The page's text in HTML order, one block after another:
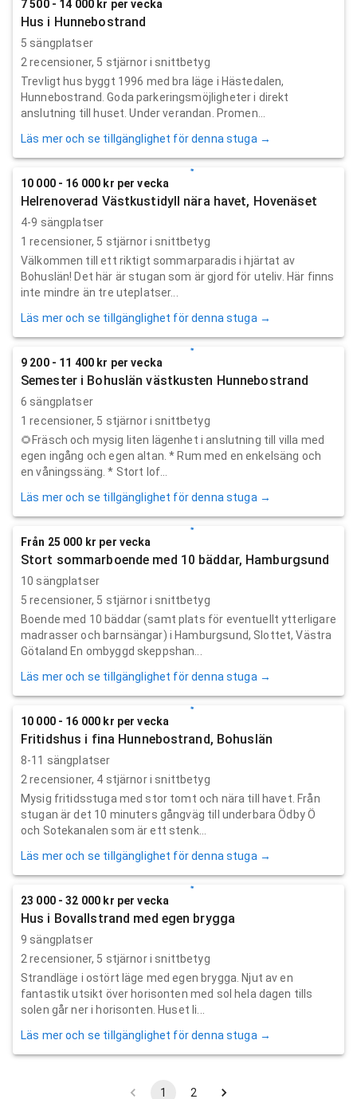
7 500 - 14 000 kr per vecka
Hus i Hunnebostrand
5 sängplatser
2 recensioner, 5 stjärnor i snittbetyg
Trevligt hus byggt 1996 med bra läge i Hästedalen,
Hunnebostrand. Goda parkeringsmöjligheter i direkt
anslutning till huset. Under verandan. Promen...
Läs mer och se tillgänglighet för denna stuga →
10 000 - 16 000 kr per vecka
Helrenoverad Västkustidyll nära havet, Hovenäset
4-9 sängplatser
1 recensioner, 5 stjärnor i snittbetyg
Välkommen till ett riktigt sommarparadis i hjärtat av
Bohuslän! Det här är stugan som är gjord för uteliv. Här finns
inte mindre än tre uteplatser...
Läs mer och se tillgänglighet för denna stuga →
9 200 - 11 400 kr per vecka
Semester i Bohuslän västkusten Hunnebostrand
6 sängplatser
1 recensioner, 5 stjärnor i snittbetyg
🌻Fräsch och mysig liten lägenhet i anslutning till villa med
egen ingång och egen altan. * Rum med en enkelsäng och
en våningssäng. * Stort lof...
Läs mer och se tillgänglighet för denna stuga →
Från 25 000 kr per vecka
Stort sommarboende med 10 bäddar, Hamburgsund
10 sängplatser
5 recensioner, 5 stjärnor i snittbetyg
Boende med 10 bäddar (samt plats för eventuellt ytterligare
madrasser och barnsängar) i Hamburgsund, Slottet, Västra
Götaland En ombyggd skeppshan...
Läs mer och se tillgänglighet för denna stuga →
10 000 - 16 000 kr per vecka
Fritidshus i fina Hunnebostrand, Bohuslän
8-11 sängplatser
2 recensioner, 4 stjärnor i snittbetyg
Mysig fritidsstuga med stor tomt och nära till havet. Från
stugan är det 10 minuters gångväg till underbara Ödby Ö
och Sotekanalen som är ett stenk...
Läs mer och se tillgänglighet för denna stuga →
23 000 - 32 000 kr per vecka
Hus i Bovallstrand med egen brygga
9 sängplatser
2 recensioner, 5 stjärnor i snittbetyg
Strandläge i ostört läge med egen brygga. Njut av en
fantastik utsikt över horisonten med sol hela dagen tills
solen går ner i horisonten. Huset li...
Läs mer och se tillgänglighet för denna stuga →
1 2